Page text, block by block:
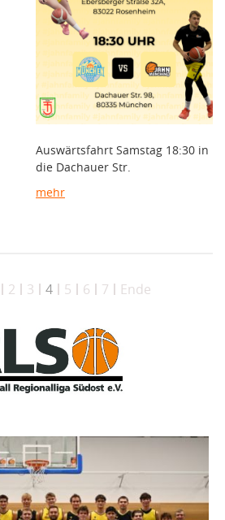
Auswärtsfahrt Samstag 18:30 in
die Dachauer Str.
mehr
2 3 4 5 6 7 Ende